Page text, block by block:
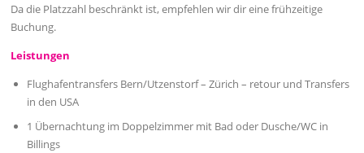
Da die Platzzahl beschränkt ist, empfehlen wir dir eine frühzeitige
Buchung.
Leistungen
Flughafentransfers Bern/Utzenstorf – Zürich – retour und Transfers
in den USA
1 Übernachtung im Doppelzimmer mit Bad oder Dusche/WC in
Billings